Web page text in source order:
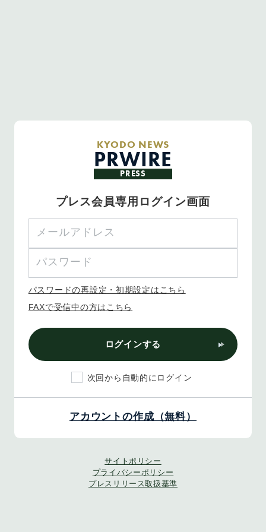
KYODO NEWS
PRWIRE
PRESS
プレス会員専用ログイン画面
パスワードの再設定・初期設定はこちら
FAXで受信中の方はこちら
ログインする
次回から自動的にログイン
アカウントの作成（無料）
サイトポリシー
プライバシーポリシー
プレスリリース取扱基準